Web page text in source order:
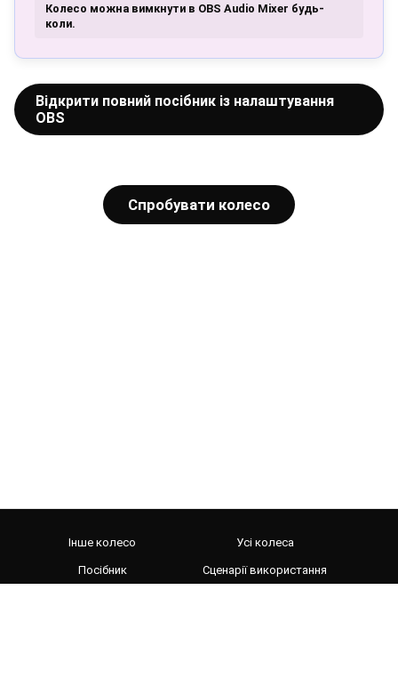
Колесо можна вимкнути в OBS Audio Mixer будь-
коли.
Відкрити повний посібник із налаштування
OBS
Спробувати колесо
Інше колесо Усі колеса
Посібник Сценарії використання